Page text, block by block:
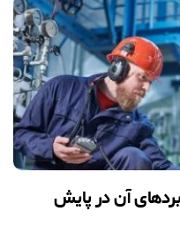
آن در پایش